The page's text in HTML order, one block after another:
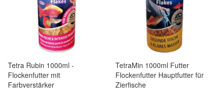
Tetra Rubin 1000ml -
Flockenfutter mit
Farbverstärker
TetraMin 1000ml Futter
Flockenfutter Hauptfutter für
Zierfische